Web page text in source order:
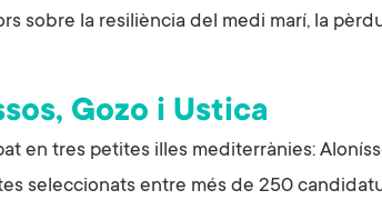
sobre la resiliència del medi marí, la
Gozo i Ustica
en tres petites illes mediterrànies:
seleccionats entre més de 250